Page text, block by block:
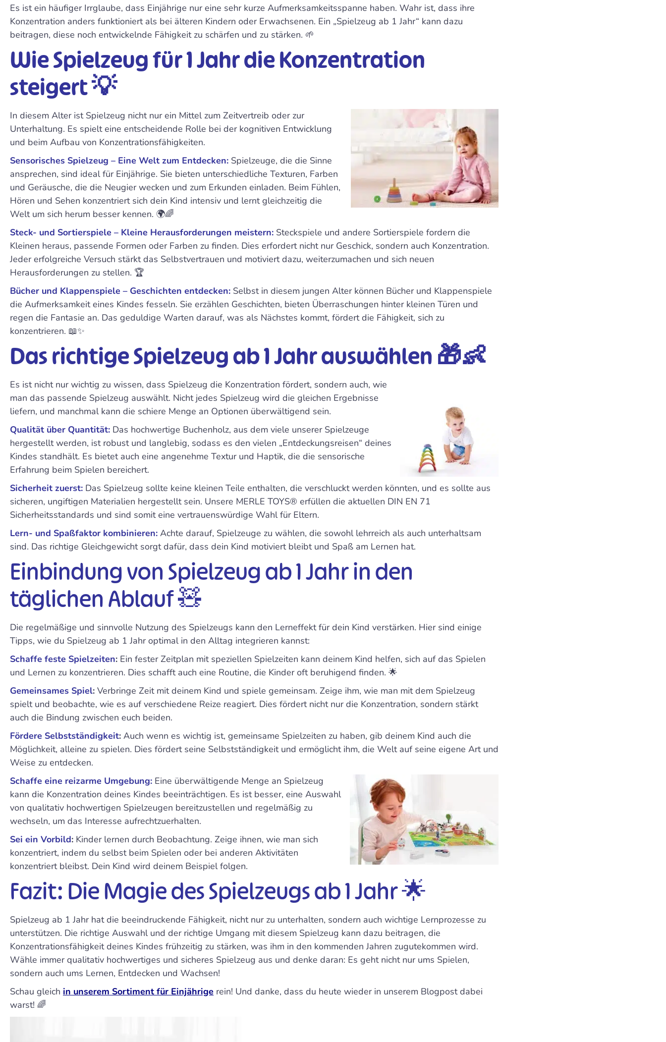
Es ist ein häufiger Irrglaube, dass Einjährige nur eine sehr kurze Aufmerksamkeitsspanne haben. Wahr ist, dass ihre
Konzentration anders funktioniert als bei älteren Kindern oder Erwachsenen. Ein „Spielzeug ab 1 Jahr“ kann dazu
beitragen, diese noch entwickelnde Fähigkeit zu schärfen und zu stärken. 🌱
Wie Spielzeug für 1 Jahr die Konzentration
steigert 💡
In diesem Alter ist Spielzeug nicht nur ein Mittel zum Zeitvertreib oder zur
Unterhaltung. Es spielt eine entscheidende Rolle bei der kognitiven Entwicklung
und beim Aufbau von Konzentrationsfähigkeiten.
Sensorisches Spielzeug – Eine Welt zum Entdecken: Spielzeuge, die die Sinne
ansprechen, sind ideal für Einjährige. Sie bieten unterschiedliche Texturen, Farben
und Geräusche, die die Neugier wecken und zum Erkunden einladen. Beim Fühlen,
Hören und Sehen konzentriert sich dein Kind intensiv und lernt gleichzeitig die
Welt um sich herum besser kennen. 🌍🌈
Steck- und Sortierspiele – Kleine Herausforderungen meistern: Steckspiele und andere Sortierspiele fordern die
Kleinen heraus, passende Formen oder Farben zu finden. Dies erfordert nicht nur Geschick, sondern auch Konzentration.
Jeder erfolgreiche Versuch stärkt das Selbstvertrauen und motiviert dazu, weiterzumachen und sich neuen
Herausforderungen zu stellen. 🏆
Bücher und Klappenspiele – Geschichten entdecken: Selbst in diesem jungen Alter können Bücher und Klappenspiele
die Aufmerksamkeit eines Kindes fesseln. Sie erzählen Geschichten, bieten Überraschungen hinter kleinen Türen und
regen die Fantasie an. Das geduldige Warten darauf, was als Nächstes kommt, fördert die Fähigkeit, sich zu
konzentrieren. 📖✨
Das richtige Spielzeug ab 1 Jahr auswählen 🎁👶
Es ist nicht nur wichtig zu wissen, dass Spielzeug die Konzentration fördert, sondern auch, wie
man das passende Spielzeug auswählt. Nicht jedes Spielzeug wird die gleichen Ergebnisse
liefern, und manchmal kann die schiere Menge an Optionen überwältigend sein.
Qualität über Quantität: Das hochwertige Buchenholz, aus dem viele unserer Spielzeuge
hergestellt werden, ist robust und langlebig, sodass es den vielen „Entdeckungsreisen“ deines
Kindes standhält. Es bietet auch eine angenehme Textur und Haptik, die die sensorische
Erfahrung beim Spielen bereichert.
Sicherheit zuerst: Das Spielzeug sollte keine kleinen Teile enthalten, die verschluckt werden könnten, und es sollte aus
sicheren, ungiftigen Materialien hergestellt sein. Unsere MERLE TOYS® erfüllen die aktuellen DIN EN 71
Sicherheitsstandards und sind somit eine vertrauenswürdige Wahl für Eltern.
Lern- und Spaßfaktor kombinieren: Achte darauf, Spielzeuge zu wählen, die sowohl lehrreich als auch unterhaltsam
sind. Das richtige Gleichgewicht sorgt dafür, dass dein Kind motiviert bleibt und Spaß am Lernen hat.
Einbindung von Spielzeug ab 1 Jahr in den
täglichen Ablauf 🧸
Die regelmäßige und sinnvolle Nutzung des Spielzeugs kann den Lerneffekt für dein Kind verstärken. Hier sind einige
Tipps, wie du Spielzeug ab 1 Jahr optimal in den Alltag integrieren kannst:
Schaffe feste Spielzeiten: Ein fester Zeitplan mit speziellen Spielzeiten kann deinem Kind helfen, sich auf das Spielen
und Lernen zu konzentrieren. Dies schafft auch eine Routine, die Kinder oft beruhigend finden. 🌟
Gemeinsames Spiel: Verbringe Zeit mit deinem Kind und spiele gemeinsam. Zeige ihm, wie man mit dem Spielzeug
spielt und beobachte, wie es auf verschiedene Reize reagiert. Dies fördert nicht nur die Konzentration, sondern stärkt
auch die Bindung zwischen euch beiden.
Fördere Selbstständigkeit: Auch wenn es wichtig ist, gemeinsame Spielzeiten zu haben, gib deinem Kind auch die
Möglichkeit, alleine zu spielen. Dies fördert seine Selbstständigkeit und ermöglicht ihm, die Welt auf seine eigene Art und
Weise zu entdecken.
Schaffe eine reizarme Umgebung: Eine überwältigende Menge an Spielzeug
kann die Konzentration deines Kindes beeinträchtigen. Es ist besser, eine Auswahl
von qualitativ hochwertigen Spielzeugen bereitzustellen und regelmäßig zu
wechseln, um das Interesse aufrechtzuerhalten.
Sei ein Vorbild: Kinder lernen durch Beobachtung. Zeige ihnen, wie man sich
konzentriert, indem du selbst beim Spielen oder bei anderen Aktivitäten
konzentriert bleibst. Dein Kind wird deinem Beispiel folgen.
Fazit: Die Magie des Spielzeugs ab 1 Jahr 🌟
Spielzeug ab 1 Jahr hat die beeindruckende Fähigkeit, nicht nur zu unterhalten, sondern auch wichtige Lernprozesse zu
unterstützen. Die richtige Auswahl und der richtige Umgang mit diesem Spielzeug kann dazu beitragen, die
Konzentrationsfähigkeit deines Kindes frühzeitig zu stärken, was ihm in den kommenden Jahren zugutekommen wird.
Wähle immer qualitativ hochwertiges und sicheres Spielzeug aus und denke daran: Es geht nicht nur ums Spielen,
sondern auch ums Lernen, Entdecken und Wachsen!
Schau gleich in unserem Sortiment für Einjährige rein! Und danke, dass du heute wieder in unserem Blogpost dabei
warst! 🌈